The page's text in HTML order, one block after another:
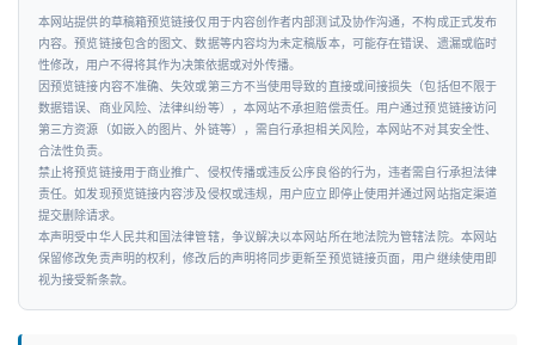
本网站提供的草稿箱预览链接仅用于内容创作者内部测试及协作沟通，不构成正式发布
内容。预览链接包含的图文、数据等内容均为未定稿版本，可能存在错误、遗漏或临时
性修改，用户不得将其作为决策依据或对外传播。
因预览链接内容不准确、失效或第三方不当使用导致的直接或间接损失（包括但不限于
数据错误、商业风险、法律纠纷等），本网站不承担赔偿责任。用户通过预览链接访问
第三方资源（如嵌入的图片、外链等），需自行承担相关风险，本网站不对其安全性、
合法性负责。
禁止将预览链接用于商业推广、侵权传播或违反公序良俗的行为，违者需自行承担法律
责任。如发现预览链接内容涉及侵权或违规，用户应立即停止使用并通过网站指定渠道
提交删除请求。
本声明受中华人民共和国法律管辖，争议解决以本网站所在地法院为管辖法院。本网站
保留修改免责声明的权利，修改后的声明将同步更新至预览链接页面，用户继续使用即
视为接受新条款。